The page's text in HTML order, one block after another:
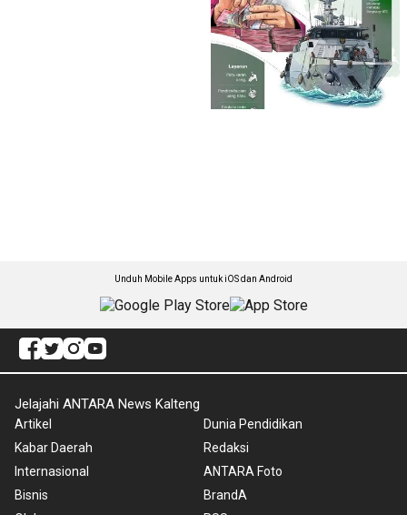
Unduh Mobile Apps untuk iOS dan Android
Jelajahi ANTARA News Kalteng
Artikel
Kabar Daerah
Internasional
Bisnis
Dunia Pendidikan
Redaksi
ANTARA Foto
BrandA